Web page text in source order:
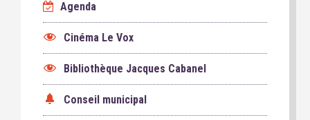
Agenda
Cinéma Le Vox
Bibliothèque Jacques Cabanel
Conseil municipal